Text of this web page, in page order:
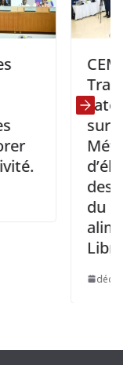
CEMAC:
Travaux
l’atelier
sur la
des
du bilan
Libreville.
décembre